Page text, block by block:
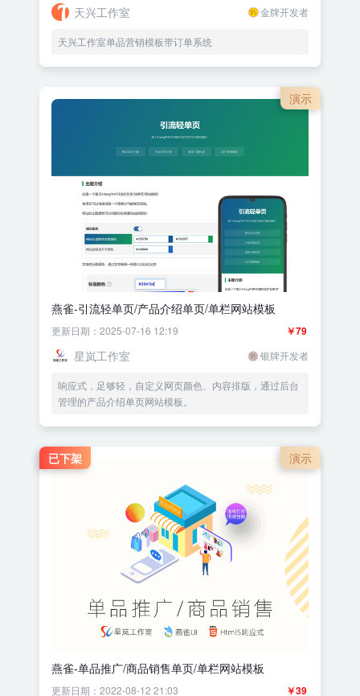
天兴工作室 金牌开发者
天兴工作室单品营销模板带订单系统
演示
燕雀-引流轻单页/产品介绍单页/单栏网站模板
￥79
更新日期：2025-07-16 12:19
星岚工作室 银牌开发者
响应式，足够轻，自定义网页颜色、内容排版，通过后台
管理的产品介绍单页网站模板。
演示
已下架
燕雀-单品推广/商品销售单页/单栏网站模板
￥39
更新日期：2022-08-12 21:03